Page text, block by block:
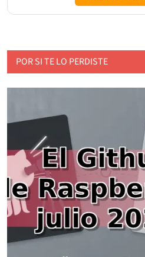
POR SI TE LO PERDISTE